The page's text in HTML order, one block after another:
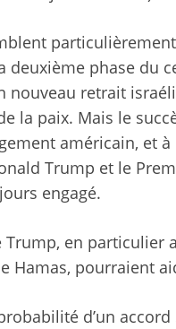
deuxième phase du
nouveau retrait
la paix. Mais le
américain, et
Trump et le
engagé.
Trump, en particulier
Hamas, pourraient
d’un